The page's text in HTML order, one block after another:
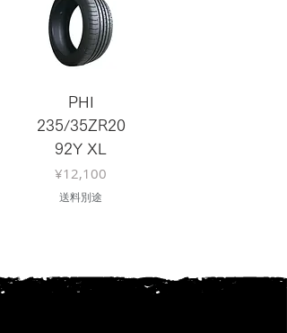
PHI
235/35ZR20
92Y XL
Price
¥12,100
送料別途
/ 1